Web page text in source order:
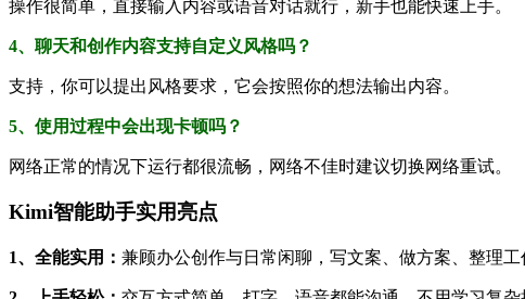
操作很简单，直接输入内容或语音对话就行，新手也能快速上手。
4、聊天和创作内容支持自定义风格吗？
支持，你可以提出风格要求，它会按照你的想法输出内容。
5、使用过程中会出现卡顿吗？
网络正常的情况下运行都很流畅，网络不佳时建议切换网络重试。
Kimi智能助手实用亮点
1、全能实用： 兼顾办公创作与日常闲聊，写文案、做方案、整理